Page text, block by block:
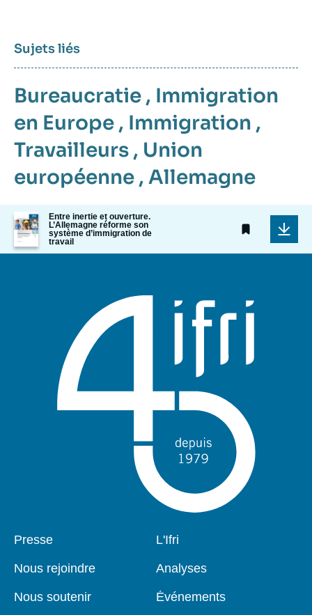
Sujets liés
Bureaucratie , Immigration
en Europe , Immigration ,
Travailleurs , Union
européenne , Allemagne
Image
de
couverture
de
Entre inertie et ouverture.
L’Allemagne réforme son
système d’immigration de
travail
Pied
Presse
Nous rejoindre
Nous soutenir
Navigation
L'Ifri
Analyses
Événements